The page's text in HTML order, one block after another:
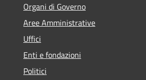
Organi di Governo
Aree Amministrative
Uffici
Enti e fondazioni
Politici